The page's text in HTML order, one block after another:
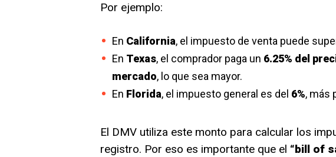
Por ejemplo:
En California, el impuesto de venta puede
En Texas, el comprador paga un 6.25% del
mercado, lo que sea mayor.
En Florida, el impuesto general es del 6%, más
El DMV utiliza este monto para calcular los
registro. Por eso es importante que el “bill of